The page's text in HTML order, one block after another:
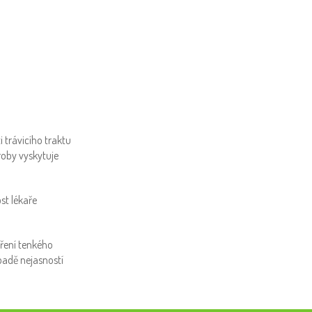
trávicího traktu
vyskytuje
lékaře
tenkého
nejasností